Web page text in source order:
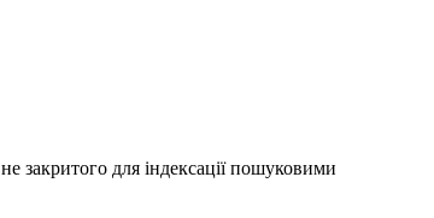
закритого для індексації пошуковими